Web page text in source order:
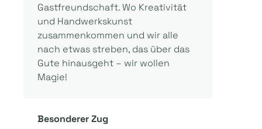
Gastfreundschaft. Wo Kreativität
und Handwerkskunst
zusammenkommen und wir alle
nach etwas streben, das über das
Gute hinausgeht – wir wollen
Magie!
Besonderer Zug